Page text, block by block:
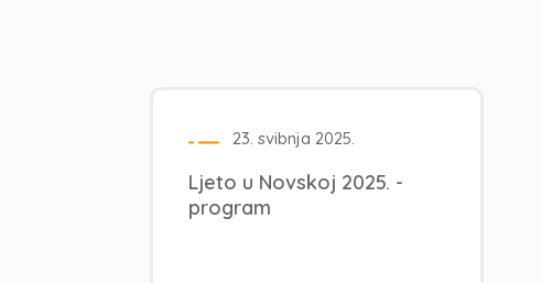
23. svibnja 2025.
Ljeto u Novskoj 2025. -
program